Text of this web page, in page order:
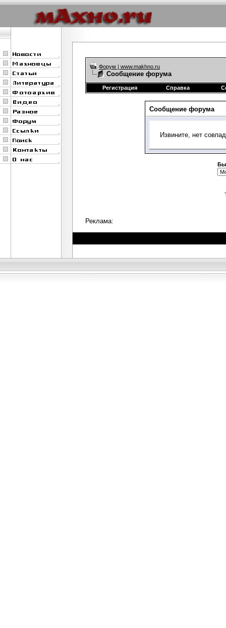
Форум | www.makhno.ru
Сообщение форума
Регистрация Справка
Сообщение форума
Извините, нет
Реклама: